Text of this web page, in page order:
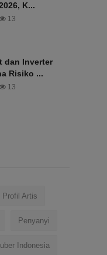
K...
13
dan Inverter
Risiko ...
13
Profil Artis
Penyanyi
Indonesia